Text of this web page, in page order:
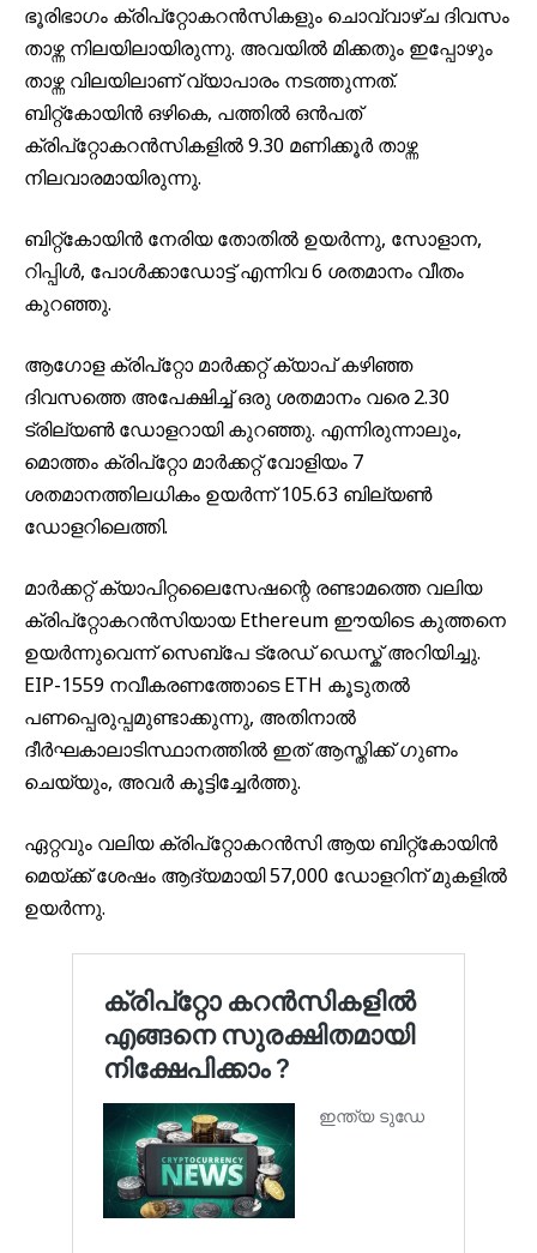
ഭൂരിഭാഗം ക്രിപ്‌റ്റോകറൻസികളും ചൊവ്വാഴ്ച ദിവസം
താഴ്ന്ന നിലയിലായിരുന്നു. അവയിൽ മിക്കതും ഇപ്പോഴും
താഴ്ന്ന വിലയിലാണ് വ്യാപാരം നടത്തുന്നത്.
ബിറ്റ്കോയിൻ ഒഴികെ, പത്തിൽ ഒൻപത്
ക്രിപ്‌റ്റോകറൻസികളിൽ 9.30 മണിക്കൂർ താഴ്ന്ന
നിലവാരമായിരുന്നു.
ബിറ്റ്കോയിൻ നേരിയ തോതിൽ ഉയർന്നു, സോളാന,
റിപ്പിൾ, പോൾക്കാഡോട്ട് എന്നിവ 6 ശതമാനം വീതം
കുറഞ്ഞു.
ആഗോള ക്രിപ്റ്റോ മാർക്കറ്റ് ക്യാപ് കഴിഞ്ഞ
ദിവസത്തെ അപേക്ഷിച്ച് ഒരു ശതമാനം വരെ 2.30
ട്രില്യൺ ഡോളറായി കുറഞ്ഞു. എന്നിരുന്നാലും,
മൊത്തം ക്രിപ്റ്റോ മാർക്കറ്റ് വോളിയം 7
ശതമാനത്തിലധികം ഉയർന്ന് 105.63 ബില്യൺ
ഡോളറിലെത്തി.
മാർക്കറ്റ് ക്യാപിറ്റലൈസേഷന്റെ രണ്ടാമത്തെ വലിയ
ക്രിപ്‌റ്റോകറൻസിയായ Ethereum ഈയിടെ കുത്തനെ
ഉയർന്നുവെന്ന് സെബ്പേ ട്രേഡ് ഡെസ്ക് അറിയിച്ചു.
EIP-1559 നവീകരണത്തോടെ ETH കൂടുതൽ
പണപ്പെരുപ്പമുണ്ടാക്കുന്നു, അതിനാൽ
ദീർഘകാലാടിസ്ഥാനത്തിൽ ഇത് ആസ്തിക്ക് ഗുണം
ചെയ്യും, അവർ കൂട്ടിച്ചേർത്തു.
ഏറ്റവും വലിയ ക്രിപ്‌റ്റോകറൻസി ആയ ബിറ്റ്കോയിൻ
മെയ്ക്ക് ശേഷം ആദ്യമായി 57,000 ഡോളറിന് മുകളിൽ
ഉയർന്നു.